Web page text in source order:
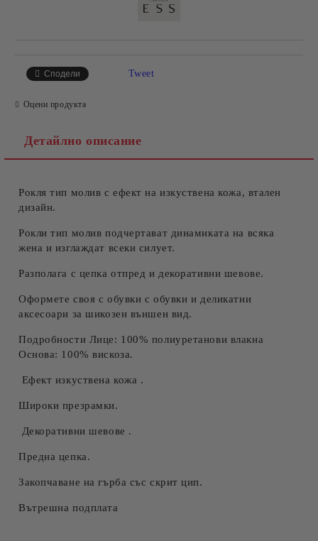
Сподели Tweet
Оцени продукта
Детайлно описание
Рокля тип молив с ефект на изкуствена кожа, втален
дизайн.
Рокли тип молив подчертават динамиката на всяка
жена и изглаждат всеки силует.
Разполага с цепка отпред и декоративни шевове.
Оформете своя с обувки с обувки и деликатни
аксесоари за шикозен външен вид.
Подробности Лице: 100% полиуретанови влакна
Основа: 100% вискоза.
Ефект изкуствена кожа .
Широки презрамки.
Декоративни шевове .
Предна цепка.
Закопчаване на гърба със скрит цип.
Вътрешна подплата